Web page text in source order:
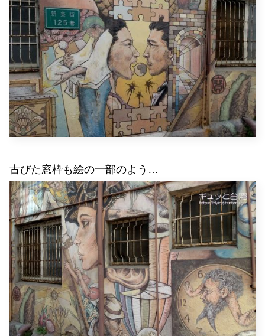
古びた窓枠も絵の一部のよう…